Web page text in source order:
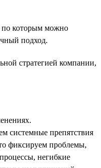
по которым можно
подход.
стратегией компании,
системные препятствия
фиксируем проблемы,
негибкие